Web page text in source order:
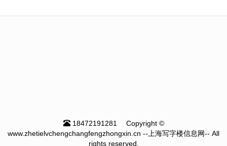
18472191281
Copyright ©
www.zhetielvchengchangfengzhongxin.cn --上海写字楼信息网-- All
rights reserved.